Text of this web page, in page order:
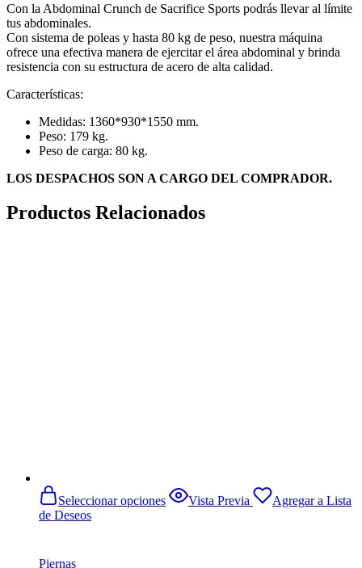
Con la Abdominal Crunch de Sacrifice Sports podrás llevar al límite
tus abdominales.
Con sistema de poleas y hasta 80 kg de peso, nuestra máquina
ofrece una efectiva manera de ejercitar el área abdominal y brinda
resistencia con su estructura de acero de alta calidad.
Características:
Medidas: 1360*930*1550 mm.
Peso: 179 kg.
Peso de carga: 80 kg.
LOS DESPACHOS SON A CARGO DEL COMPRADOR.
Productos Relacionados
Seleccionar opciones
Este
producto
Vista Previa
Agregar a Lista
de Deseos
Piernas